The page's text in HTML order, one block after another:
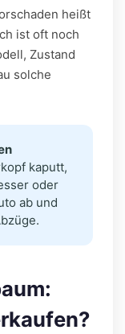
heißt
ist oft noch
Zustand
solche
kaputt,
oder
ab und